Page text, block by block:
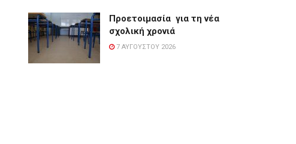
Προετοιμασία για τη νέα
σχολική χρονιά
7 ΑΥΓΟΎΣΤΟΥ 2026